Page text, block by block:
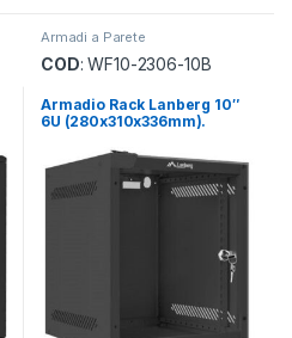
Armadi a Parete
COD: WF10-2306-10B
Armadio Rack Lanberg 10″
6U (280x310x336mm).